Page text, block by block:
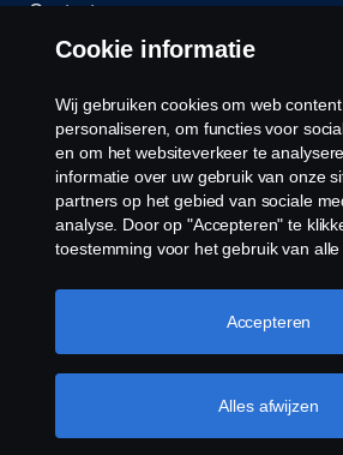
Contact
Cookiebeleid
Cookies
Voorbehouden. Scania Nederland B.V.
9598 4801 LN, Spinveld 57, 4815 HV
Cookie informatie
Wij gebruiken cookies om web
personaliseren, om functies voor
en om het websiteverkeer te
informatie over uw gebruik van onze
partners op het gebied van sociale
analyse. Door op "Accepteren" te
toestemming voor het gebruik van
door op "Cookie Instellingen" te klikken
categorieën te selecteren die u wilt
Meer informatie over uw
Alles afwijzen
Accepteren